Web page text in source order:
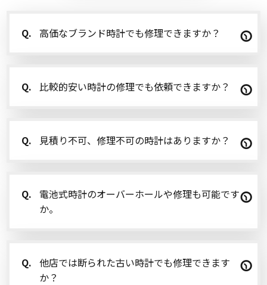
Q. 高価なブランド時計でも修理できますか？
Q. 比較的安い時計の修理でも依頼できますか？
Q. 見積り不可、修理不可の時計はありますか？
Q.
電池式時計のオーバーホールや修理も可能です
か。
Q. 他店では断られた古い時計でも修理できます
か？